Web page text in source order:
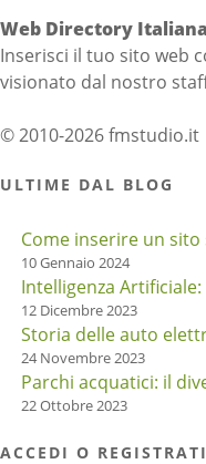
Web Directory Italiana
Inserisci il tuo sito web
visionato dal nostro
© 2010-2026 fmstudio.it
ULTIME DAL BLOG
Come inserire un
10 Gennaio 2024
Intelligenza
12 Dicembre 2023
Storia delle auto
24 Novembre 2023
Parchi acquatici: il
22 Ottobre 2023
ACCEDI O REGISTRATI